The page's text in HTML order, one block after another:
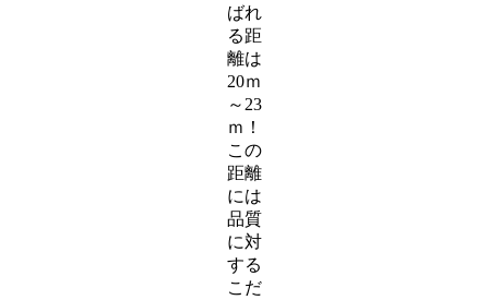
ばれ
る距
離は
20ｍ
～23
ｍ！
この
距離
には
品質
に対
する
こだ